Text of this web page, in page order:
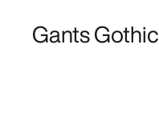
Gants Gothic